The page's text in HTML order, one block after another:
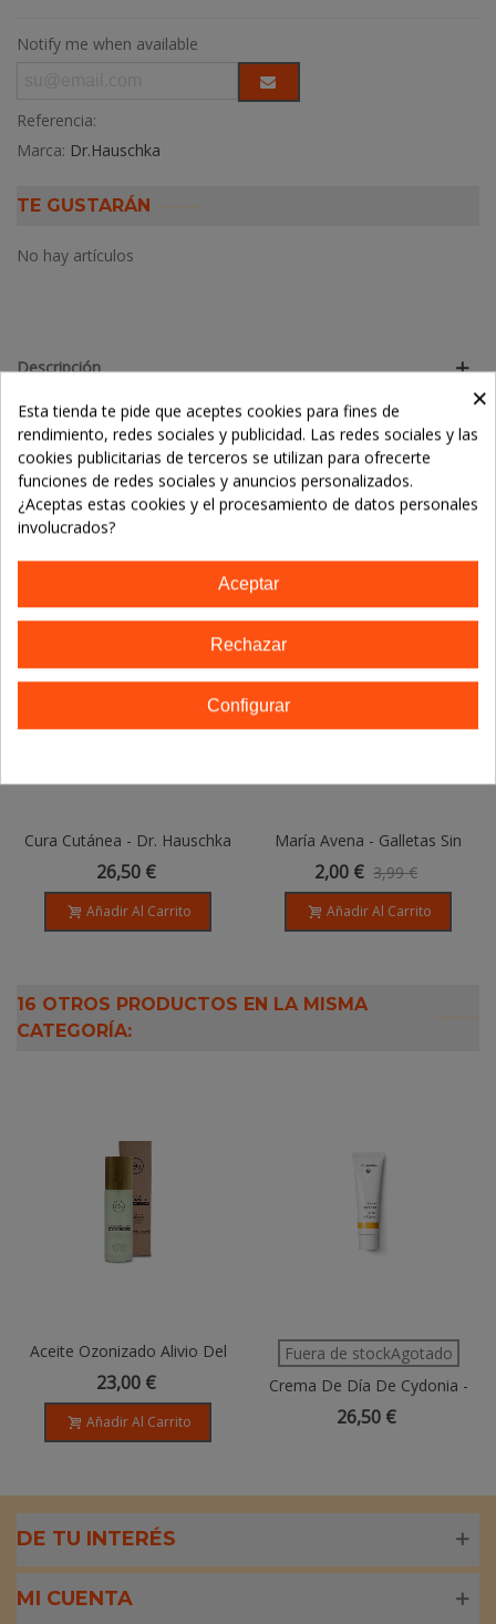
Notify me when available
Referencia:
Marca: Dr.Hauschka
TE GUSTARÁN
No hay artículos
Descripción
Detalles del producto
LOS CLIENTES QUE ADQUIRIERON ESTE
PRODUCTO TAMBIÉN COMPRARON:
Cura Cutánea - Dr. Hauschka
26,50 €
Añadir Al Carrito
María Avena - Galletas Sin
Gluten Tradicionales, Bio -
200gr
2,00 € 3,99 €
Añadir Al Carrito
16 OTROS PRODUCTOS EN LA MISMA
CATEGORÍA:
Aceite Ozonizado Alivio Del
Dolor - 100ml
23,00 €
Añadir Al Carrito
Fuera de stockAgotado
Crema De Día De Cydonia -
30ml
26,50 €
DE TU INTERÉS
MI CUENTA
×
Esta tienda te pide que aceptes cookies para fines de
rendimiento, redes sociales y publicidad. Las redes sociales y las
cookies publicitarias de terceros se utilizan para ofrecerte
funciones de redes sociales y anuncios personalizados.
¿Aceptas estas cookies y el procesamiento de datos personales
involucrados?
Aceptar
Rechazar
Configurar